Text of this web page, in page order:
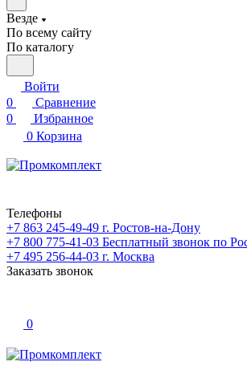
Везде
По всему сайту
По каталогу
Войти
0
Сравнение
0
Избранное
0 Корзина
Телефоны
+7 863 245-49-49 г. Ростов-на-Дону
+7 800 775-41-03 Бесплатный звонок по
+7 495 256-44-03 г. Москва
Заказать звонок
0